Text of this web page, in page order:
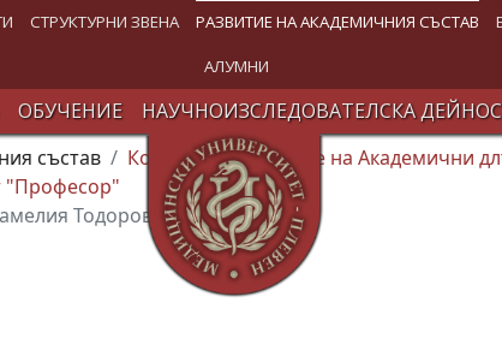
СТРУКТУРНИ ЗВЕНА РАЗВИТИЕ НА АКАДЕМИЧНИЯ СЪСТАВ
АЛУМНИ
ОБУЧЕНИЕ НАУЧНОИЗСЛЕДОВАТЕЛСКА
състав
Конкурси за заемане на Академични
"Професор"
Тодорова Цветанова, дм